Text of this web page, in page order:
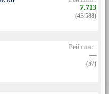
7.713
(43 588)
Рейтинг:
—
(57)